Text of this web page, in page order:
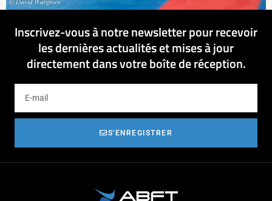
Inscrivez-vous à notre newsletter pour recevoir
les dernières actualités et mises à jour
directement dans votre boîte de réception.
S'ENREGISTRER